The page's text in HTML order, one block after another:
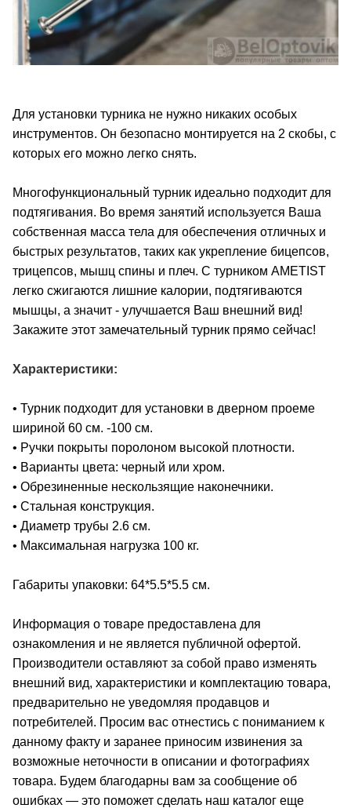
Для установки турника не нужно никаких особых
инструментов. Он безопасно монтируется на 2 скобы, с
которых его можно легко снять.
Многофункциональный турник идеально подходит для
подтягивания. Во время занятий используется Ваша
собственная масса тела для обеспечения отличных и
быстрых результатов, таких как укрепление бицепсов,
трицепсов, мышц спины и плеч. С турником AMETIST
легко сжигаются лишние калории, подтягиваются
мышцы, а значит - улучшается Ваш внешний вид!
Закажите этот замечательный турник прямо сейчас!
Характеристики:
• Турник подходит для установки в дверном проеме
шириной 60 см. -100 см.
• Ручки покрыты поролоном высокой плотности.
• Варианты цвета: черный или хром.
• Обрезиненные нескользящие наконечники.
• Стальная конструкция.
• Диаметр трубы 2.6 см.
• Максимальная нагрузка 100 кг.
Габариты упаковки: 64*5.5*5.5 см.
Информация о товаре предоставлена для
ознакомления и не является публичной офертой.
Производители оставляют за собой право изменять
внешний вид, характеристики и комплектацию товара,
предварительно не уведомляя продавцов и
потребителей. Просим вас отнестись с пониманием к
данному факту и заранее приносим извинения за
возможные неточности в описании и фотографиях
товара. Будем благодарны вам за сообщение об
ошибках — это поможет сделать наш каталог еще